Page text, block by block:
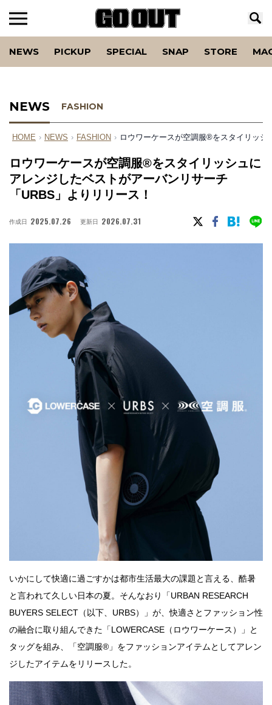
NEWS PICKUP SPECIAL SNAP STORE
NEWS FASHION
HOME › NEWS › FASHION › ロウワーケースが空調服®をスタイリッ
ロウワーケースが空調服®をスタイリッシュに
アレンジしたベストがアーバンリサーチ
「URBS」よりリリース！
作成日 2025.07.26 更新日 2026.07.31
いかにして快適に過ごすかは都市生活最大の課題と言える、酷暑
と言われて久しい日本の夏。そんなおり「URBAN RESEARCH
BUYERS SELECT（以下、URBS）」が、快適さとファッション性
の融合に取り組んできた「LOWERCASE（ロウワーケース）」と
タッグを組み、「空調服®」をファッションアイテムとしてアレン
ジしたアイテムをリリースした。